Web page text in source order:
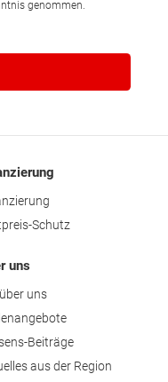
genommen.
Schutz
uns
uns
Beiträge
aus der Region